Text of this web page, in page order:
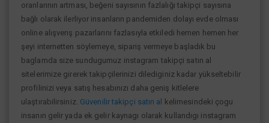
oranlarının artması, beğeni sayısının fazlalığı takipçi sayısına
bağlı olarak ilerliyor insanların pandemiden dolayı evde olması
online alışverış pazarlarını fazlasıyla etkiledi hemen hemen her
şeyi internetten söylemeye, sipariş vermeye başladık bu
baglamda size sundugumuz instagram takipçi satın al
sitelerimize girerek takipçilerinizi dilediginiz kadar yükseltebilir
profilinizi veya satış hesabınızı daha geniş kitlelere
ulaştırabilirsiniz. Güvenilir takipçi satın al
kelimesindeki çogu
insanın gelir yada ek gelir kaynagı olarak kullandıgı instagram